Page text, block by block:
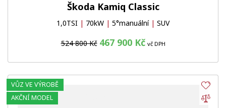
Škoda Kamiq Classic
1,0TSI | 70kW | 5°manuální | SUV
524 800 Kč 467 900 Kč vč DPH
VŮZ VE VÝROBĚ
AKČNÍ MODEL